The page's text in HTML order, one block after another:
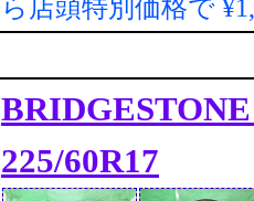
ら店頭特別価格で
225/60R17